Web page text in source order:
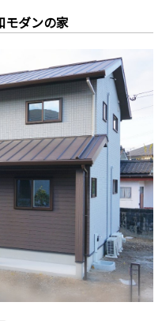
モダンの家